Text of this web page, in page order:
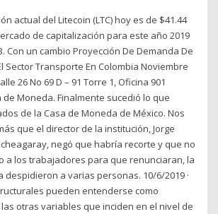
actual del Litecoin (LTC) hoy es de $41.44
de capitalización para este año 2019
Con un cambio Proyección De Demanda De
Sector Transporte En Colombia Noviembre
26 No 69 D – 91 Torre 1, Oficina 901
de Moneda. Finalmente sucedió lo que
de la Casa de Moneda de México. Nos
que el director de la institución, Jorge
negó que habría recorte y que no
a los trabajadores para que renunciaran, la
despidieron a varias personas. 10/6/2019 ·
pueden entenderse como
otras variables que inciden en el nivel de